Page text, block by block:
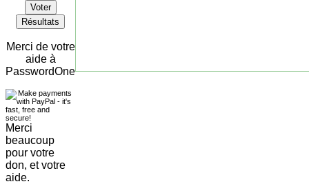
Voter
Résultats
Merci de votre
aide à
PasswordOne
Merci
beaucoup
pour votre
don, et votre
aide.